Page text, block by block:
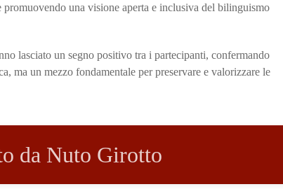
una visione aperta e inclusiva del bilinguismo
lasciato un segno positivo tra i partecipanti, confermando
ma un mezzo fondamentale per preservare e valorizzare le
da Nuto Girotto